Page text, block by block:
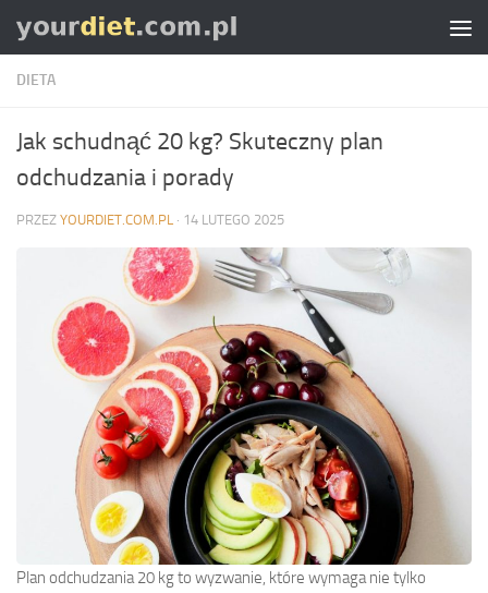
Skip to content
DIETA
Jak schudnąć 20 kg? Skuteczny plan
odchudzania i porady
PRZEZ YOURDIET.COM.PL · 14 LUTEGO 2025
Plan odchudzania 20 kg to wyzwanie, które wymaga nie tylko